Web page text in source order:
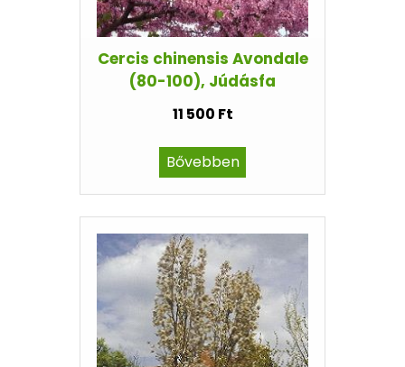
Cercis chinensis Avondale
(80-100), Júdásfa
11 500 Ft
Bővebben